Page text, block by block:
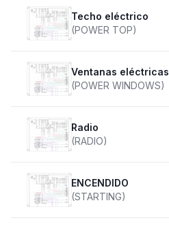
Techo eléctrico
(POWER TOP)
Ventanas eléctricas
(POWER WINDOWS)
Radio
(RADIO)
ENCENDIDO
(STARTING)